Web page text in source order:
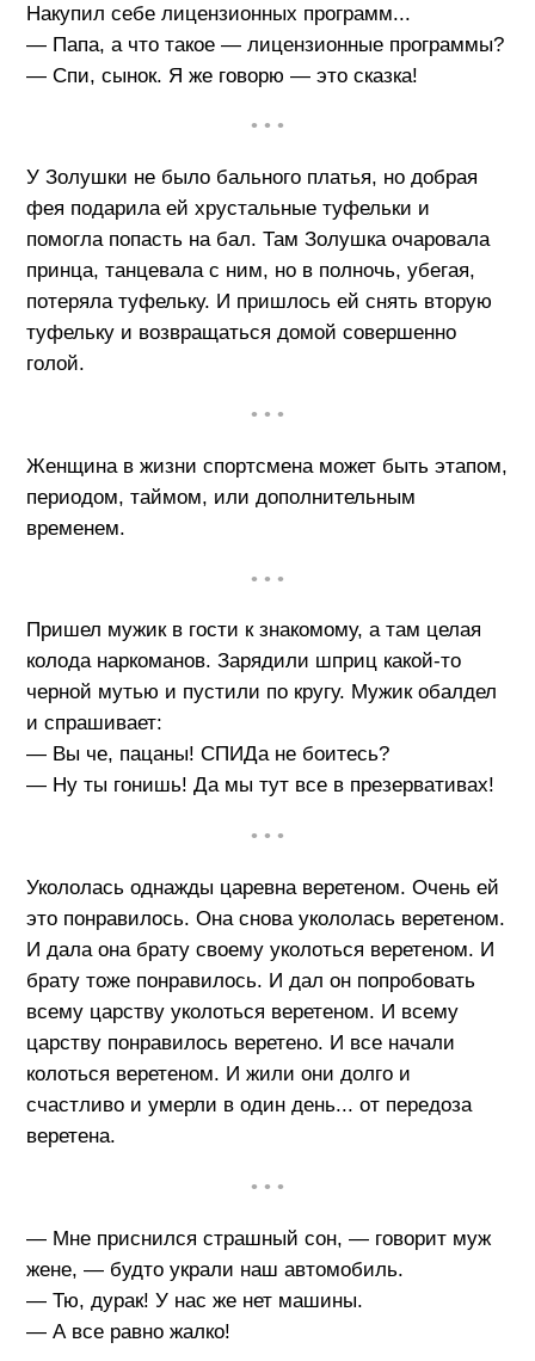
Накупил себе лицензионных программ...
— Папа, а что такое — лицензионные программы?
— Спи, сынок. Я же говорю — это сказка!
• • •
У Золушки не было бального платья, но добрая
фея подарила ей хрустальные туфельки и
помогла попасть на бал. Там Золушка очаровала
принца, танцевала с ним, но в полночь, убегая,
потеряла туфельку. И пришлось ей снять вторую
туфельку и возвращаться домой совершенно
голой.
• • •
Женщина в жизни спортсмена может быть этапом,
периодом, таймом, или дополнительным
временем.
• • •
Пришел мужик в гости к знакомому, а там целая
колода наркоманов. Зарядили шприц какой-то
черной мутью и пустили по кругу. Мужик обалдел
и спрашивает:
— Вы че, пацаны! СПИДа не боитесь?
— Ну ты гонишь! Да мы тут все в презервативах!
• • •
Укололась однажды царевна веретеном. Очень ей
это понравилось. Она снова укололась веретеном.
И дала она брату своему уколоться веретеном. И
брату тоже понравилось. И дал он попробовать
всему царству уколоться веретеном. И всему
царству понравилось веретено. И все начали
колоться веретеном. И жили они долго и
счастливо и умерли в один день... от передоза
веретена.
• • •
— Мне приснился страшный сон, — говорит муж
жене, — будто украли наш автомобиль.
— Тю, дурак! У нас же нет машины.
— А все равно жалко!